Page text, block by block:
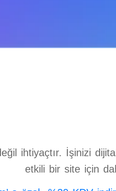
ihtiyaçtır. İşinizi
etkili bir site için